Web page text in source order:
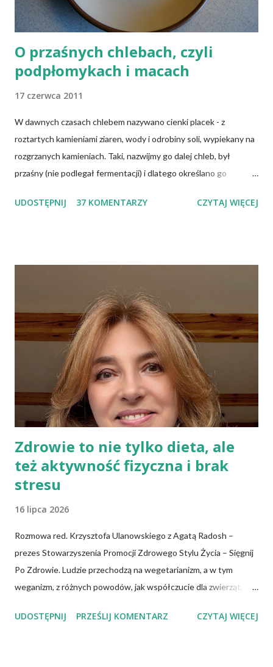
O przaśnych chlebach, czyli
podpłomykach i macach
17 czerwca 2011
W dawnych czasach chlebem nazywano cienki placek - z
roztartych kamieniami ziaren, wody i odrobiny soli, wypiekany na
rozgrzanych kamieniach. Taki, nazwijmy go dalej chleb, był
przaśny (nie podlegał fermentacji) i dlatego określano go
podpłomykami. Hindusi mówią o nim czapatti, Żydzi maca, a
przeciwieństwie do świeżego pieczywa na drożdżach czy
zakwasie. Przaśne podpłomyki nie obciążają żołądka kwasem i
fermentacją. Dziś, wzorem naszych prapradziadów możemy także
spożywać przaśny, niekwaszony chleb. Najprostszy przepis na
podpłomyki to: wziąć mąkę, wodę i trochę soli. Z tych składników
zagnieść ciasto, dodając mąkę w takiej ilości, aby ciasto nie kleiło
się do palców. Z kolei r...
UDOSTĘPNIJ 37 KOMENTARZY CZYTAJ WIĘCEJ
Zdrowie to nie tylko dieta, ale
też aktywność fizyczna i brak
stresu
16 lipca 2026
Rozmowa red. Krzysztofa Ulanowskiego z Agatą Radosh –
prezes Stowarzyszenia Promocji Zdrowego Stylu Życia – Sięgnij
Po Zdrowie. Ludzie przechodzą na wegetarianizm, a w tym
weganizm, z różnych powodów, jak współczucie dla zwierząt,
Wiadomo, że czerwone mięso zwiększa ryzyko nowotworów,
UDOSTĘPNIJ PRZEŚLIJ KOMENTARZ CZYTAJ WIĘCEJ